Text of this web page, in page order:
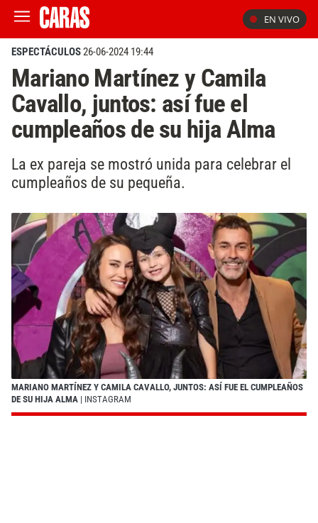
EN VIVO
ESPECTÁCULOS26-06-2024 19:44
Mariano Martínez y Camila
Cavallo, juntos: así fue el
cumpleaños de su hija Alma
La ex pareja se mostró unida para celebrar el
cumpleaños de su pequeña.
MARIANO MARTÍNEZ Y CAMILA CAVALLO, JUNTOS: ASÍ FUE EL CUMPLEAÑOS
DE SU HIJA ALMA | INSTAGRAM